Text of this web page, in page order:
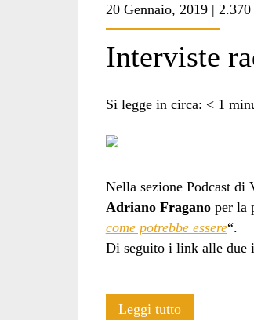
20 Gennaio, 2019 |
Interviste
Si legge in circa: < 1
Nella sezione Podcast di
Adriano Fraganoper la
come potrebbe essere“.
Di seguito i link alle due
Leggi tuttoInterviste